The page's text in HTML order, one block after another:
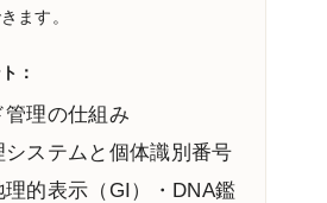
ます。
：
管理の仕組み
システムと個体識別番号
理的表示（GI）・DNA鑑